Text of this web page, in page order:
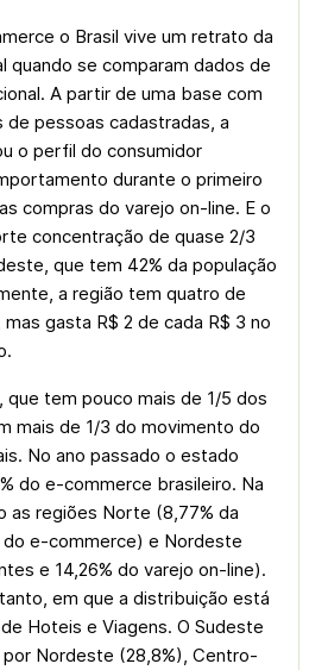
o Brasil vive um retrato da
quando se comparam dados de
A partir de uma base com
de pessoas cadastradas, a
o perfil do consumidor
durante o primeiro
compras do varejo on-line. E o
concentração de quase 2/3
que tem 42% da população
a região tem quatro de
gasta R$ 2 de cada R$ 3 no
que tem pouco mais de 1/5 dos
mais de 1/3 do movimento do
No ano passado o estado
do e-commerce brasileiro. Na
as regiões Norte (8,77% da
do e-commerce) e Nordeste
e 14,26% do varejo on-line).
em que a distribuição está
Hoteis e Viagens. O Sudeste
por Nordeste (28,8%), Centro-